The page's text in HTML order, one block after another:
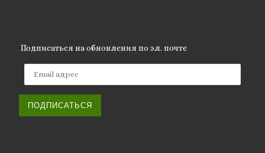
Подписаться на обновления по эл. почте
ПОДПИСАТЬСЯ